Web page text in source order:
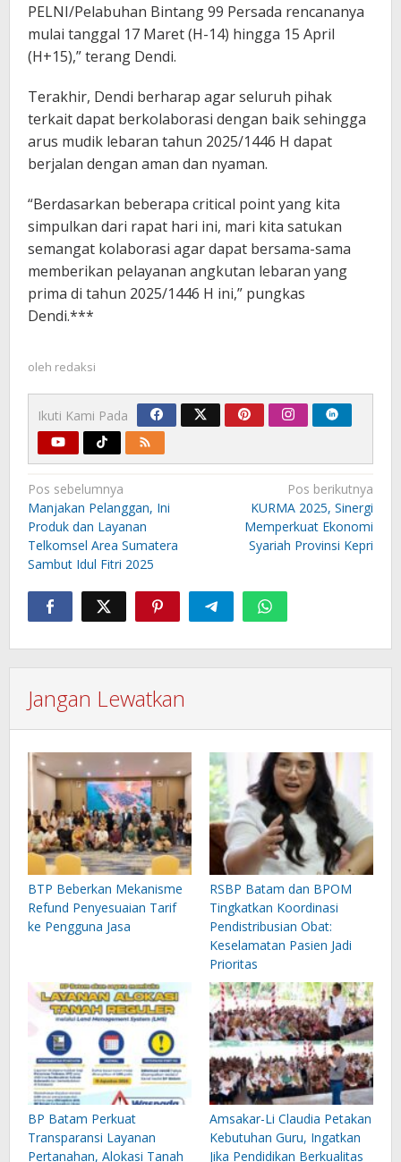
PELNI/Pelabuhan Bintang 99 Persada rencananya
mulai tanggal 17 Maret (H-14) hingga 15 April
(H+15),” terang Dendi.
Terakhir, Dendi berharap agar seluruh pihak
terkait dapat berkolaborasi dengan baik sehingga
arus mudik lebaran tahun 2025/1446 H dapat
berjalan dengan aman dan nyaman.
“Berdasarkan beberapa critical point yang kita
simpulkan dari rapat hari ini, mari kita satukan
semangat kolaborasi agar dapat bersama-sama
memberikan pelayanan angkutan lebaran yang
prima di tahun 2025/1446 H ini,” pungkas
Dendi.***
oleh redaksi
Ikuti Kami Pada
Navigasi
pos
Pos sebelumnya
Manjakan Pelanggan, Ini
Produk dan Layanan
Telkomsel Area Sumatera
Sambut Idul Fitri 2025
Pos berikutnya
KURMA 2025, Sinergi
Memperkuat Ekonomi
Syariah Provinsi Kepri
Jangan Lewatkan
BTP Beberkan Mekanisme
Refund Penyesuaian Tarif
ke Pengguna Jasa
RSBP Batam dan BPOM
Tingkatkan Koordinasi
Pendistribusian Obat:
Keselamatan Pasien Jadi
Prioritas
BP Batam Perkuat
Transparansi Layanan
Pertanahan, Alokasi Tanah
Amsakar-Li Claudia Petakan
Kebutuhan Guru, Ingatkan
Jika Pendidikan Berkualitas